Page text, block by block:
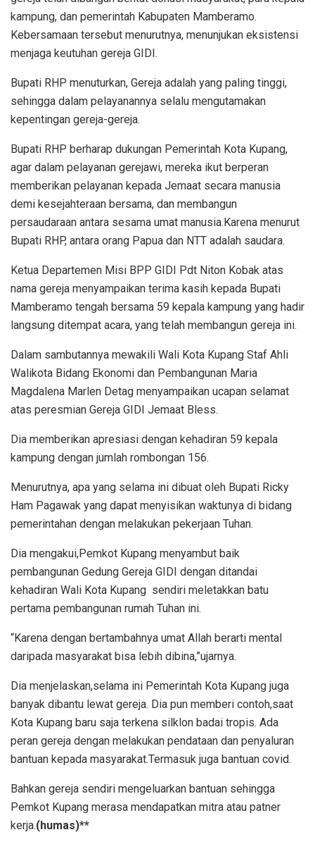
kampung, dan pemerintah Kabupaten Mamberamo.
Kebersamaan tersebut menurutnya, menunjukan eksistensi
menjaga keutuhan gereja GIDI.
Bupati RHP menuturkan, Gereja adalah yang paling tinggi,
sehingga dalam pelayanannya selalu mengutamakan
kepentingan gereja-gereja.
Bupati RHP berharap dukungan Pemerintah Kota Kupang,
agar dalam pelayanan gerejawi, mereka ikut berperan
memberikan pelayanan kepada Jemaat secara manusia
demi kesejahteraan bersama, dan membangun
persaudaraan antara sesama umat manusia.Karena menurut
Bupati RHP, antara orang Papua dan NTT adalah saudara.
Ketua Departemen Misi BPP GIDI Pdt Niton Kobak atas
nama gereja menyampaikan terima kasih kepada Bupati
Mamberamo tengah bersama 59 kepala kampung yang hadir
langsung ditempat acara, yang telah membangun gereja ini.
Dalam sambutannya mewakili Wali Kota Kupang Staf Ahli
Walikota Bidang Ekonomi dan Pembangunan Maria
Magdalena Marlen Detag menyampaikan ucapan selamat
atas peresmian Gereja GIDI Jemaat Bless.
Dia memberikan apresiasi dengan kehadiran 59 kepala
kampung dengan jumlah rombongan 156.
Menurutnya, apa yang selama ini dibuat oleh Bupati Ricky
Ham Pagawak yang dapat menyisikan waktunya di bidang
pemerintahan dengan melakukan pekerjaan Tuhan.
Dia mengakui,Pemkot Kupang menyambut baik
pembangunan Gedung Gereja GIDI dengan ditandai
kehadiran Wali Kota Kupang sendiri meletakkan batu
pertama pembangunan rumah Tuhan ini.
“Karena dengan bertambahnya umat Allah berarti mental
daripada masyarakat bisa lebih dibina,”ujarnya.
Dia menjelaskan,selama ini Pemerintah Kota Kupang juga
banyak dibantu lewat gereja. Dia pun memberi contoh,saat
Kota Kupang baru saja terkena silklon badai tropis. Ada
peran gereja dengan melakukan pendataan dan penyaluran
bantuan kepada masyarakat.Termasuk juga bantuan covid.
Bahkan gereja sendiri mengeluarkan bantuan sehingga
Pemkot Kupang merasa mendapatkan mitra atau patner
kerja.(humas)**